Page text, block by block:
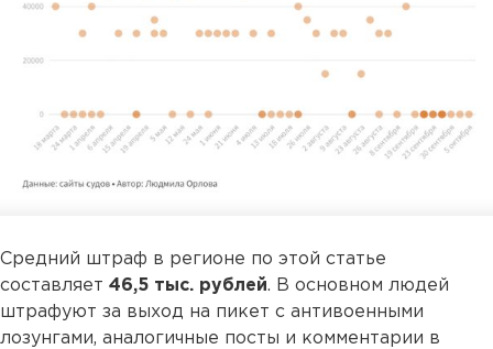
Средний штраф в регионе по этой статье
составляет 46,5 тыс. рублей. В основном людей
штрафуют за выход на пикет с антивоенными
лозунгами, аналогичные посты и комментарии в